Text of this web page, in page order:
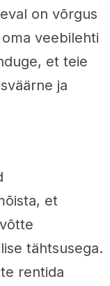
on võrgus
veebilehti
et teie
ja
et
tähtsusega.
rentida